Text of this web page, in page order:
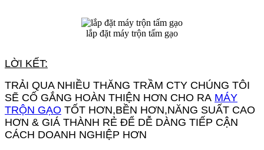
lắp đặt máy trộn tấm gạo
LỜI KẾT:
TRẢI QUA NHIỀU THĂNG TRẦM CTY CHÚNG TÔI
SẼ CỐ GẮNG HOÀN THIỆN HƠN CHO RA MÁY
TRỘN GẠO TỐT HƠN,BỀN HƠN,NĂNG SUẤT CAO
HƠN & GIÁ THÀNH RẺ ĐỂ DỄ DÀNG TIẾP CẬN
CÁCH DOANH NGHIỆP HƠN